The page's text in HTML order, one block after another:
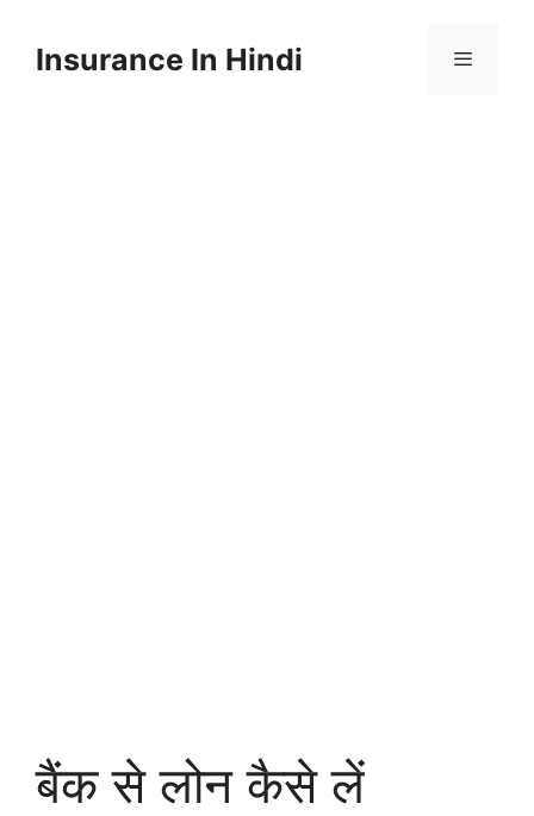
contentInsurance In Hindi
बैंक से लोन कैसे लें